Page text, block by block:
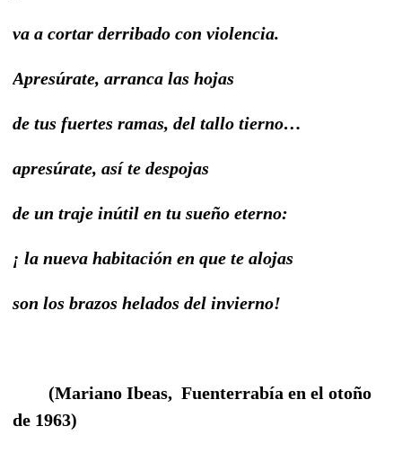
va a cortar derribado con violencia.
Apresúrate, arranca las hojas
de tus fuertes ramas, del tallo tierno…
apresúrate, así te despojas
de un traje inútil en tu sueño eterno:
¡ la nueva habitación en que te alojas
son los brazos helados del invierno!
(Mariano Ibeas, Fuenterrabía en el otoño
de 1963)